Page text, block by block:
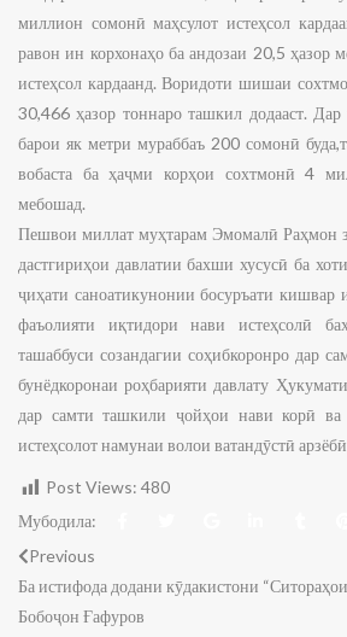
миллион сомонӣ маҳсулот истеҳсол
равон ин корхонаҳо ба андозаи 20,5 ҳазор
истеҳсол кардаанд. Воридоти шишаи
30,466 ҳазор тоннаро ташкил додааст.
барои як метри мураббаъ 200 сомонӣ
вобаста ба ҳаҷми корҳои сохтмонӣ 4
мебошад.
Пешвои миллат муҳтарам Эмомалӣ Раҳмон
дастгириҳои давлатии бахши хусусӣ ба
ҷиҳати саноатикунонии босуръати кишвар
фаъолияти иқтидори нави истеҳсолӣ
ташаббуси созандагии соҳибкоронро дар
бунёдкоронаи роҳбарияти давлату
дар самти ташкили ҷойҳои нави корӣ
истеҳсолот намунаи волои ватандӯстӣ
Post Views: 480
Мубодила:
Previous
Ба истифода додани кӯдакистони
Бобоҷон Ғафуров